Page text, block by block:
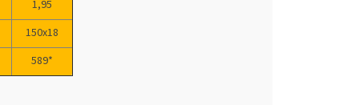
1,95
150x18
589*